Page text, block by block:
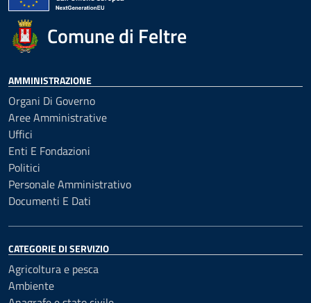
Comune di Feltre
AMMINISTRAZIONE
Organi Di Governo
Aree Amministrative
Uffici
Enti E Fondazioni
Politici
Personale Amministrativo
Documenti E Dati
CATEGORIE DI SERVIZIO
Agricoltura e pesca
Ambiente